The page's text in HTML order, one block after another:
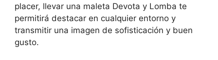
placer, llevar una maleta Devota y Lomba te
permitirá destacar en cualquier entorno y
transmitir una imagen de sofisticación y buen
gusto.